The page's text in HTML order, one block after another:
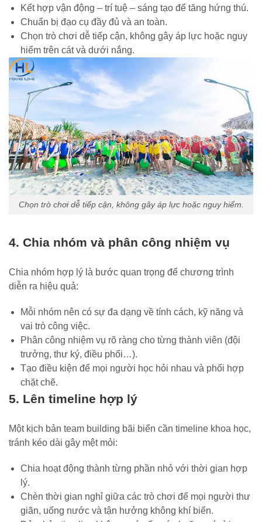
Kết hợp vận động – trí tuệ – sáng tạo để tăng hứng thú.
Chuẩn bị đạo cụ đầy đủ và an toàn.
Chọn trò chơi dễ tiếp cận, không gây áp lực hoặc nguy
hiểm trên cát và dưới nắng.
Chọn trò chơi dễ tiếp cận, không gây áp lực hoặc nguy hiểm.
4. Chia nhóm và phân công nhiệm vụ
Chia nhóm hợp lý là bước quan trọng để chương trình
diễn ra hiệu quả:
Mỗi nhóm nên có sự đa dạng về tính cách, kỹ năng và
vai trò công việc.
Phân công nhiệm vụ rõ ràng cho từng thành viên (đội
trưởng, thư ký, điều phối…).
Tạo điều kiện để mọi người học hỏi nhau và phối hợp
chặt chẽ.
5. Lên timeline hợp lý
Một kịch bản team building bãi biển cần timeline khoa học,
tránh kéo dài gây mệt mỏi:
Chia hoạt động thành từng phần nhỏ với thời gian hợp
lý.
Chèn thời gian nghỉ giữa các trò chơi để mọi người thư
giãn, uống nước và tận hưởng không khí biển.